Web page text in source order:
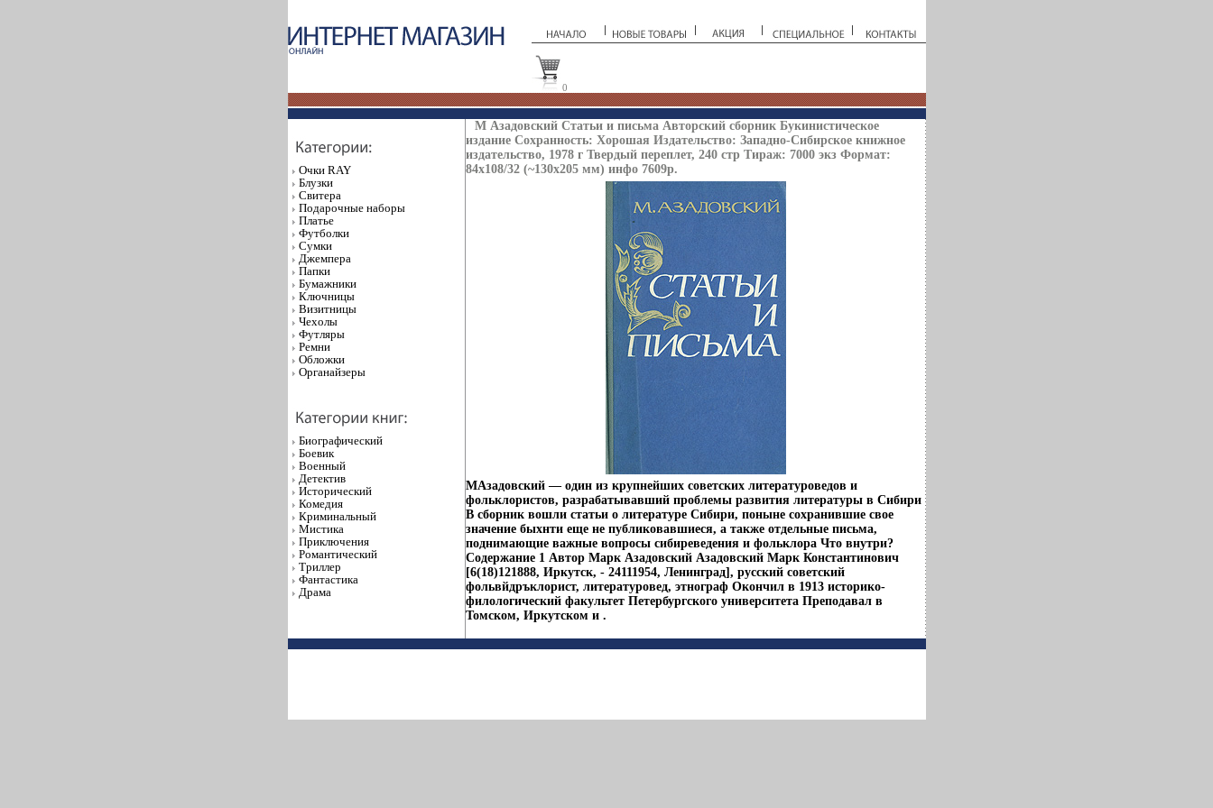
0
Очки RAY
Блузки
Свитера
Подарочные наборы
Платье
Футболки
Сумки
Джемпера
Папки
Бумажники
Ключницы
Визитницы
Чехолы
Футляры
Ремни
Обложки
Органайзеры
Биографический
Боевик
Военный
Детектив
Исторический
Комедия
Криминальный
Мистика
Приключения
Романтический
Триллер
Фантастика
Драма
М Азадовский Статьи и письма Авторский сборник Букинистическое
издание Сохранность: Хорошая Издательство: Западно-Сибирское книжное
издательство, 1978 г Твердый переплет, 240 стр Тираж: 7000 экз Формат:
84x108/32 (~130х205 мм) инфо 7609p.
МАзадовский — один из крупнейших советских литературоведов и
фольклористов, разрабатывавший проблемы развития литературы в Сибири
В сборник вошли статьи о литературе Сибири, поныне сохранившие свое
значение быхнти еще не публиковавшиеся, а также отдельные письма,
поднимающие важные вопросы сибиреведения и фольклора Что внутри?
Содержание 1 Автор Марк Азадовский Азадовский Марк Константинович
[6(18)121888, Иркутск, - 24111954, Ленинград], русский советский
фольвйдръклорист, литературовед, этнограф Окончил в 1913 историко-
филологический факультет Петербургского университета Преподавал в
Томском, Иркутском и .